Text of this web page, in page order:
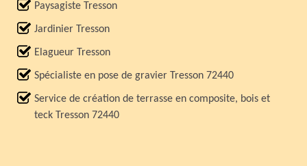
Paysagiste Tresson
Jardinier Tresson
Elagueur Tresson
Spécialiste en pose de gravier Tresson 72440
Service de création de terrasse en composite, bois et
teck Tresson 72440